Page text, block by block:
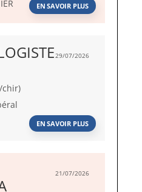
EN SAVOIR PLUS
29/07/2026
chir)
EN SAVOIR PLUS
21/07/2026